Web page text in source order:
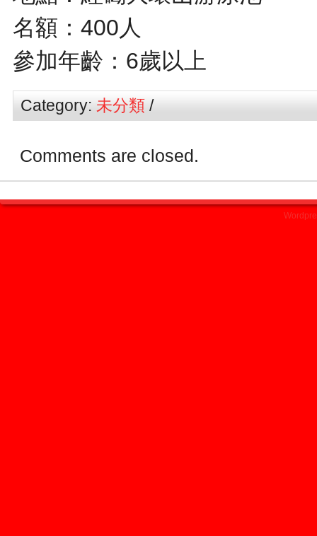
名額：400人
參加年齡：6歲以上
Category: 未分類 /
Comments are closed.